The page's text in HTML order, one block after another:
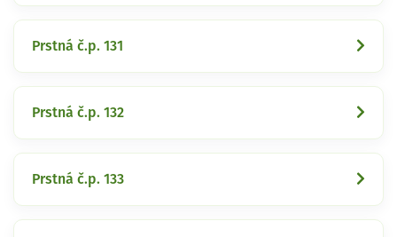
Prstná č.p. 131
Prstná č.p. 132
Prstná č.p. 133